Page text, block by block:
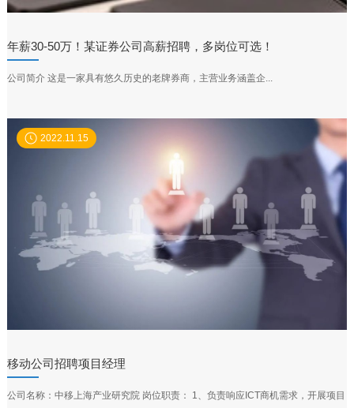
年薪30-50万！某证券公司高薪招聘，多岗位可选！
公司简介 这是一家具有悠久历史的老牌券商，主营业务涵盖企...
2022.11.15
移动公司招聘项目经理
公司名称：中移上海产业研究院 岗位职责： 1、负责响应ICT商机需求，开展项目